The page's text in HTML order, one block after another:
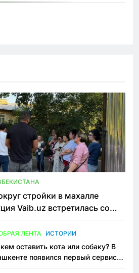
стройки в махалле
Vaib.uz встретилась со
ЛЕНТА ИСТОРИИ
оставить кота или собаку? В
появился первый сервис